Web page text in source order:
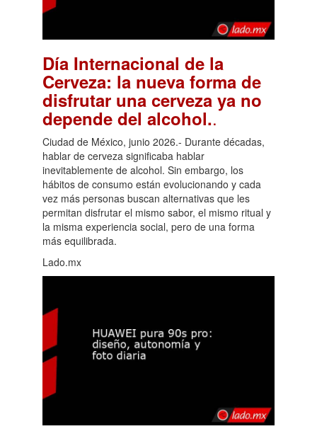
Día Internacional de la
Cerveza: la nueva forma de
disfrutar una cerveza ya no
depende del alcohol..
Ciudad de México, junio 2026.- Durante décadas,
hablar de cerveza significaba hablar
inevitablemente de alcohol. Sin embargo, los
hábitos de consumo están evolucionando y cada
vez más personas buscan alternativas que les
permitan disfrutar el mismo sabor, el mismo ritual y
la misma experiencia social, pero de una forma
más equilibrada.
Lado.mx